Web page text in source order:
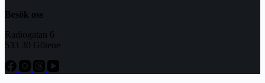
Besök oss
Radiogatan 6
533 30 Götene